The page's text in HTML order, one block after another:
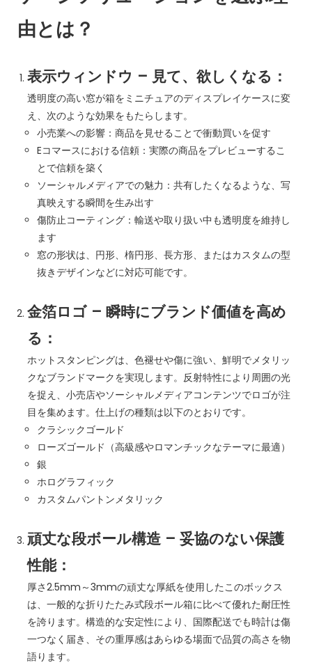
由とは？
表示ウィンドウ – 見て、欲しくなる：
透明度の高い窓が箱をミニチュアのディスプレイケースに変
え、次のような効果をもたらします。
小売業への影響：商品を見せることで衝動買いを促す
Eコマースにおける信頼：実際の商品をプレビューするこ
とで信頼を築く
ソーシャルメディアでの魅力：共有したくなるような、写
真映えする瞬間を生み出す
傷防止コーティング：輸送や取り扱い中も透明度を維持し
ます
窓の形状は、円形、楕円形、長方形、またはカスタムの型
抜きデザインなどに対応可能です。
金箔ロゴ – 瞬時にブランド価値を高め
る：
ホットスタンピングは、色褪せや傷に強い、鮮明でメタリッ
クなブランドマークを実現します。反射特性により周囲の光
を捉え、小売店やソーシャルメディアコンテンツでロゴが注
目を集めます。仕上げの種類は以下のとおりです。
クラシックゴールド
ローズゴールド（高級感やロマンチックなテーマに最適）
銀
ホログラフィック
カスタムパントンメタリック
頑丈な段ボール構造 – 妥協のない保護
性能：
厚さ2.5mm～3mmの頑丈な厚紙を使用したこのボックス
は、一般的な折りたたみ式段ボール箱に比べて優れた耐圧性
を誇ります。構造的な安定性により、国際配送でも時計は傷
一つなく届き、その重厚感はあらゆる場面で品質の高さを物
語ります。